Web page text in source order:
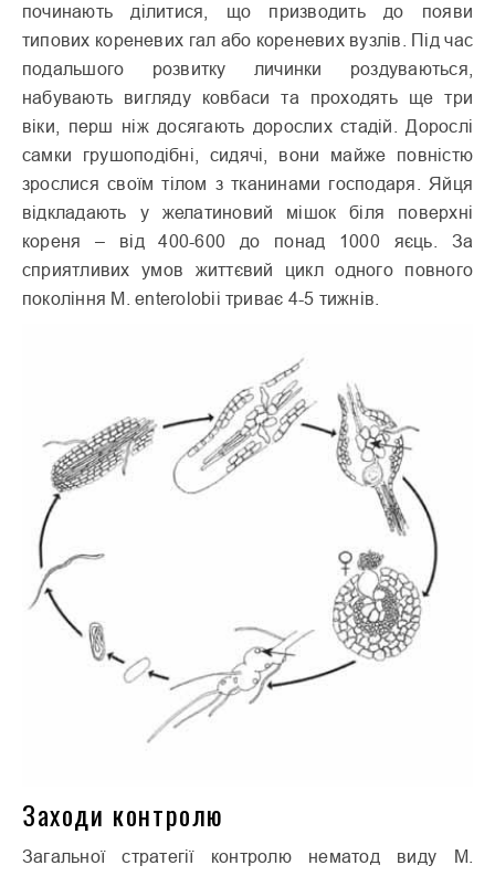
починають ділитися, що призводить до появи
типових кореневих гал або кореневих вузлів. Під час
подальшого розвитку личинки роздуваються,
набувають вигляду ковбаси та проходять ще три
віки, перш ніж досягають дорослих стадій. Дорослі
самки грушоподібні, сидячі, вони майже повністю
зрослися своїм тілом з тканинами господаря. Яйця
відкладають у желатиновий мішок біля поверхні
кореня – від 400-600 до понад 1000 яєць. За
сприятливих умов життєвий цикл одного повного
покоління М. enterolobii триває 4-5 тижнів.
Заходи контролю
Загальної стратегії контролю нематод виду М.